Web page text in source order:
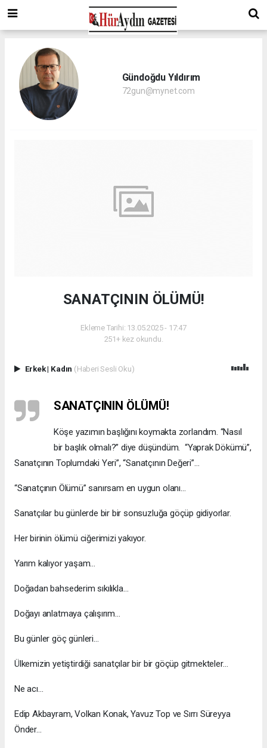
Gündoğdu Yıldırım
72gun@mynet.com
SANATÇININ ÖLÜMÜ!
Ekleme Tarihi: 13.05.2025 - 17:47
251+ kez okundu.
Erkek| Kadın (Haberi Sesli Oku)
SANATÇININ ÖLÜMÜ!
Köşe yazımın başlığını koymakta zorlandım. “Nasıl
bir başlık olmalı?” diye düşündüm. “Yaprak Dökümü”,
Sanatçının Toplumdaki Yeri”, “Sanatçının Değeri”…
“Sanatçının Ölümü” sanırsam en uygun olanı…
Sanatçılar bu günlerde bir bir sonsuzluğa göçüp gidiyorlar.
Her birinin ölümü ciğerimizi yakıyor.
Yarım kalıyor yaşam…
Doğadan bahsederim sıkılıkla…
Doğayı anlatmaya çalışırım…
Bu günler göç günleri…
Ülkemizin yetiştirdiği sanatçılar bir bir göçüp gitmekteler…
Ne acı…
Edip Akbayram, Volkan Konak, Yavuz Top ve Sırrı Süreyya
Önder…